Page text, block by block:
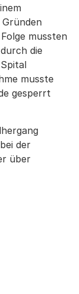
mussten
die
musste
gesperrt
der
über